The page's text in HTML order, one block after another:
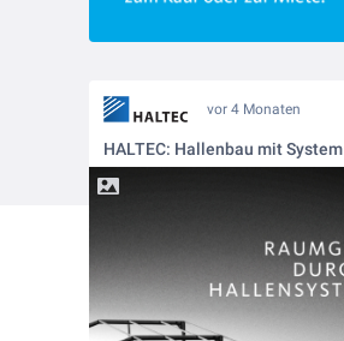
vor 4 Monaten
HALTEC: Hallenbau mit System